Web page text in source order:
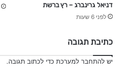
דניאל גרינברג – רץ ברשת
לפני 6 שעות
כתיבת תגובה
יש להתחבר למערכת כדי לכתוב תגובה.